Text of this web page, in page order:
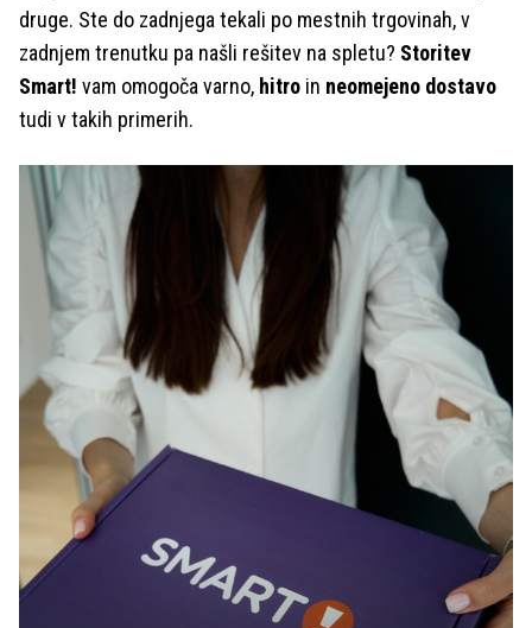
druge. Ste do zadnjega tekali po mestnih trgovinah, v
zadnjem trenutku pa našli rešitev na spletu? Storitev
Smart! vam omogoča varno, hitro in neomejeno dostavo
tudi v takih primerih.